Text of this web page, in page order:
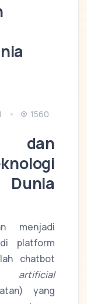
1560
dan
menjadi
platform
chatbot
artificial
yang